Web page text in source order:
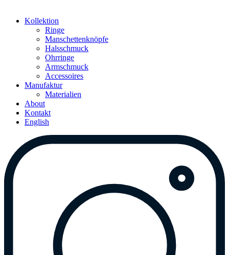
Kollektion
Ringe
Manschettenknöpfe
Halsschmuck
Ohrringe
Armschmuck
Accessoires
Manufaktur
Materialien
About
Kontakt
English